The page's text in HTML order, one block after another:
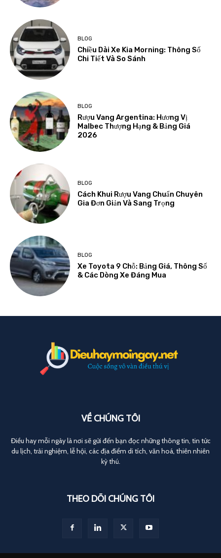
BLOG
Chiều Dài Xe Kia Morning: Thông Số
Chi Tiết Và So Sánh
BLOG
Rượu Vang Argentina: Hương Vị
Malbec Thượng Hạng & Bảng Giá
2026
BLOG
Cách Khui Rượu Vang Chuẩn Chuyên
Gia Đơn Giản Và Sang Trọng
BLOG
Xe Toyota 9 Chỗ: Bảng Giá, Thông Số
& Các Dòng Xe Đáng Mua
VỀ CHÚNG TÔI
Điều hay mỗi ngày là nơi sẽ gửi đến bạn đọc những thông tin, tin tức
du lịch, trải nghiệm, lễ hội, các địa điểm di tích, văn hoá, thiên nhiên
kỳ thú.
THEO DÕI CHÚNG TÔI